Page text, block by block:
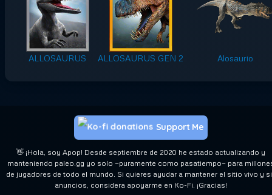
ALLOSAURUS ALLOSAURUS GEN 2 Alosaurio
👋 ¡Hola, soy Apop! Desde septiembre de 2020 he estado actualizando y
manteniendo paleo.gg yo solo —puramente como pasatiempo— para
de jugadores de todo el mundo. Si quieres ayudar a mantener el sitio vivo y
anuncios, considera apoyarme en Ko-Fi. ¡Gracias!
Support Me